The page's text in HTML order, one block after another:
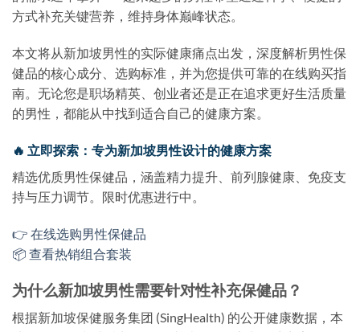
方式补充关键营养，维持身体巅峰状态。
本文将从新加坡男性的实际健康痛点出发，深度解析男性保
健品的核心成分、选购标准，并为您提供可靠的在线购买指
南。无论您是职场精英、创业者还是正在追求更好生活质量
的男性，都能从中找到适合自己的健康方案。
🔥 立即探索：专为新加坡男性设计的健康方案
精选优质男性保健品，涵盖精力提升、前列腺健康、免疫支
持与压力调节。限时优惠进行中。
👉 在线选购男性保健品
📦 查看热销组合套装
为什么新加坡男性需要针对性补充保健品？
根据新加坡保健服务集团 (SingHealth) 的公开健康数据，本